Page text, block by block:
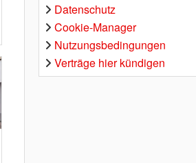
Datenschutz
Cookie-Manager
Nutzungsbedingungen
Verträge hier kündigen